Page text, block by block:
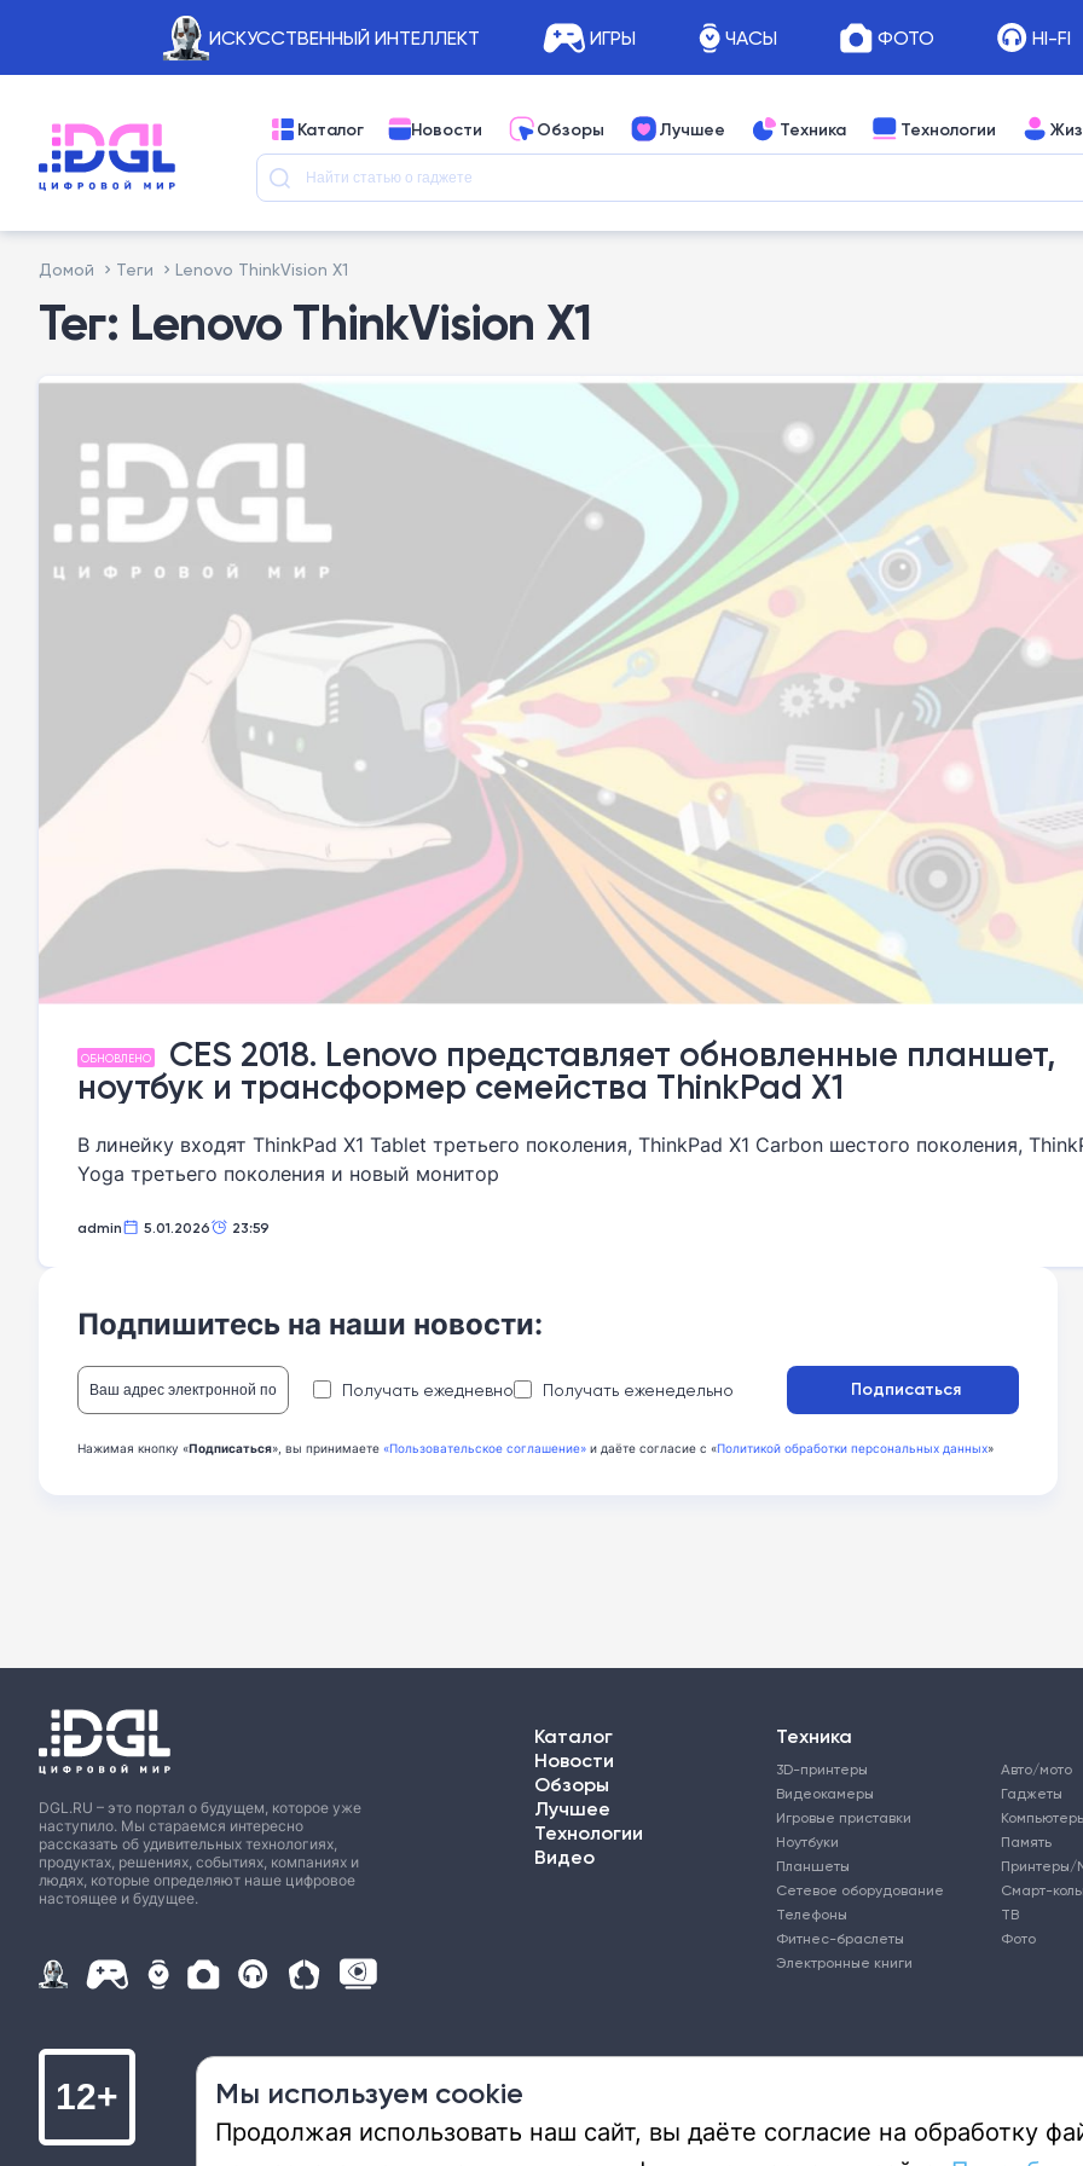
ИСКУССТВЕННЫЙ ИНТЕЛЛЕКТ ИГРЫ ЧАСЫ ФОТО HI-FI
Каталог Новости Обзоры Лучшее Техника Технологии
Домой Теги Lenovo ThinkVision X1
Тег: Lenovo ThinkVision X1
ОБНОВЛЕНО CES 2018. Lenovo представляет обновленные планшет,
ноутбук и трансформер семейства ThinkPad X1
В линейку входят ThinkPad X1 Tablet третьего поколения, ThinkPad X1 Carbon шестого поколения,
Yoga третьего поколения и новый монитор
admin 5.01.2026 23:59
Подпишитесь на наши новости:
Получать ежедневно Получать еженедельно Подписаться
Нажимая кнопку «Подписаться», вы принимаете «Пользовательское соглашение» и даёте согласие с «Политикой обработки персональных данных»
DGL.RU – это портал о будущем, которое уже
наступило. Мы стараемся интересно
рассказать об удивительных технологиях,
продуктах, решениях, событиях, компаниях и
людях, которые определяют наше цифровое
настоящее и будущее.
12+
Каталог
Новости
Обзоры
Лучшее
Техника
3D-принтеры Авто/мото
Видеокамеры
Гаджеты
Игровые приставки
Ноутбуки
Память
Планшеты
Сетевое оборудование
Смарт-
Телефоны
ТВ
Фитнес-браслеты
Фото
Электронные книги
Технологии
Видео
Мы используем cookie
Продолжая использовать наш сайт, вы даёте согласие на обработку